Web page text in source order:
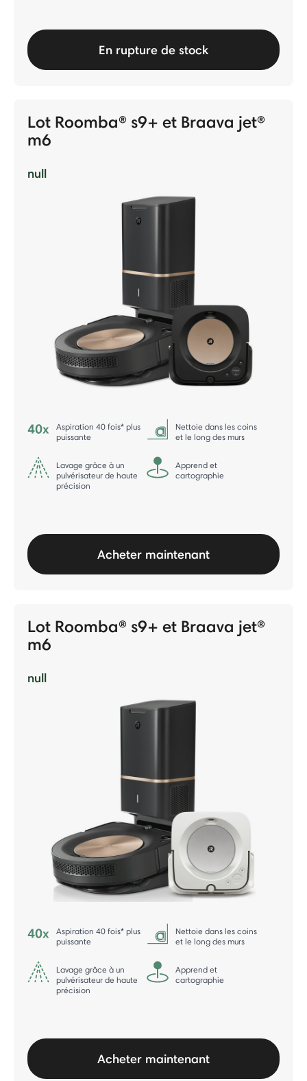
En rupture de stock
Lot Roomba® s9+ et Braava jet®
m6
null
Aspiration 40 fois* plus
puissante
Nettoie dans les coins
et le long des murs
Lavage grâce à un
pulvérisateur de haute
précision
Apprend et
cartographie
Acheter maintenant
Lot Roomba® s9+ et Braava jet®
m6
null
Aspiration 40 fois* plus
puissante
Nettoie dans les coins
et le long des murs
Lavage grâce à un
pulvérisateur de haute
précision
Apprend et
cartographie
Acheter maintenant